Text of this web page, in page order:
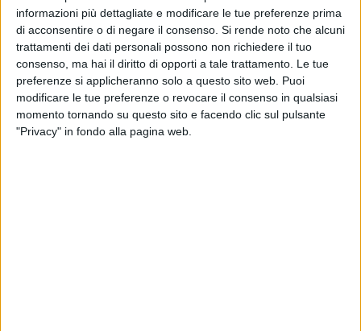
informazioni più dettagliate e modificare le tue preferenze prima
di acconsentire o di negare il consenso. Si rende noto che alcuni
trattamenti dei dati personali possono non richiedere il tuo
consenso, ma hai il diritto di opporti a tale trattamento. Le tue
preferenze si applicheranno solo a questo sito web. Puoi
modificare le tue preferenze o revocare il consenso in qualsiasi
momento tornando su questo sito e facendo clic sul pulsante
"Privacy" in fondo alla pagina web.
Nella sede di Palazzo Lanfranchi, saranno inoltre
organizzate delle visite guidate attraverso le opere che
raccontano l'amore in tutte le sue diverse forme. Un viaggio
nel tempo dal titolo "L'arte di amare" che attraversa diversi
tematismi presenti nelle esposizioni permanenti e
temporanee del Museo, dai soggetti mitologici dei dipinti del
Sei-Settecento della collezione d'Errico ai manifesti